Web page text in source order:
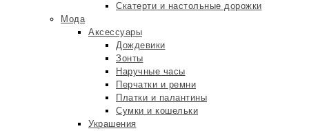
Скатерти и настольные дорожки
Мода
Аксессуары
Дождевики
Зонты
Наручные часы
Перчатки и ремни
Платки и палантины
Сумки и кошельки
Украшения